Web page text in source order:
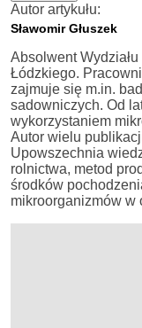
Autor artykułu:
Sławomir Głuszek
Absolwent
Łódzkiego.
zajmuje się m.in.
sadowniczych. Od
wykorzystaniem
Autor wielu
Upowszechnia
rolnictwa, metod
środków
mikroorganizmów w